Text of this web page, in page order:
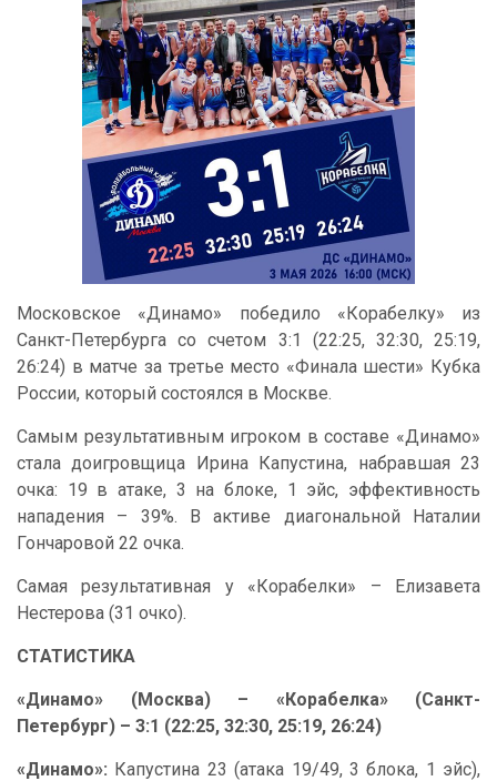
Московское «Динамо» победило «Корабелку» из
Санкт-Петербурга со счетом 3:1 (22:25, 32:30, 25:19,
26:24) в матче за третье место «Финала шести» Кубка
России, который состоялся в Москве.
Самым результативным игроком в составе «Динамо»
стала доигровщица Ирина Капустина, набравшая 23
очка: 19 в атаке, 3 на блоке, 1 эйс, эффективность
нападения – 39%. В активе диагональной Наталии
Гончаровой 22 очка.
Самая результативная у «Корабелки» – Елизавета
Нестерова (31 очко).
СТАТИСТИКА
«Динамо» (Москва) – «Корабелка» (Санкт-
Петербург) – 3:1 (22:25, 32:30, 25:19, 26:24)
«Динамо»: Капустина 23 (атака 19/49, 3 блока, 1 эйс),